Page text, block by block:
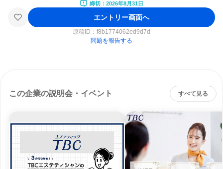
締切：2026年8月31日
エントリー画面へ
原稿ID： f8b1774062ed9d7d
問題を報告する
この企業の説明会・イベント すべて見る